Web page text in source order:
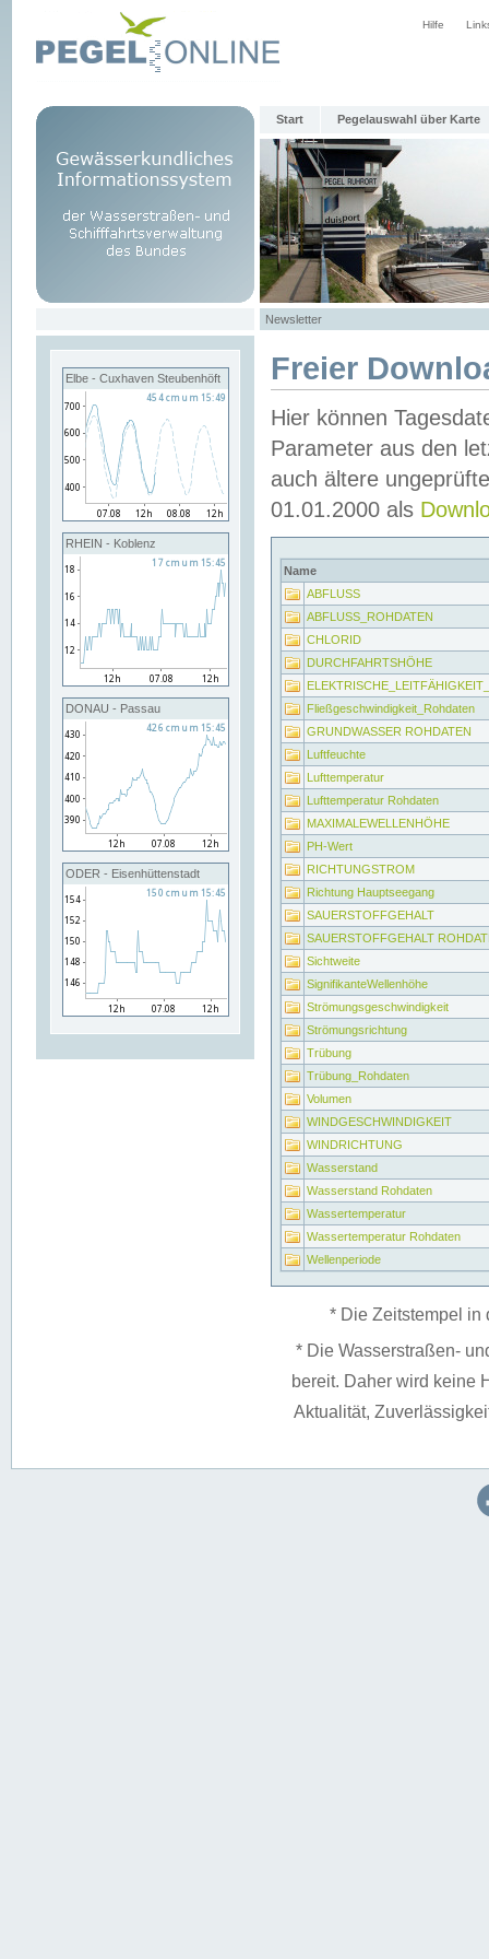
Hilfe
Start Pegelauswahl über Karte
Newsletter
Elbe - Cuxhaven Steubenhöft
RHEIN - Koblenz
DONAU - Passau
ODER - Eisenhüttenstadt
Freier
Hier können
Parameter aus den
auch ältere
01.01.2000 als
Name
ABFLUSS
ABFLUSS_ROHDATEN
CHLORID
DURCHFAHRTSHÖHE
Fließgeschwindigkeit_Rohdaten
GRUNDWASSER ROHDATEN
Luftfeuchte
Lufttemperatur
Lufttemperatur Rohdaten
MAXIMALEWELLENHÖHE
PH-Wert
RICHTUNGSTROM
Richtung Hauptseegang
SAUERSTOFFGEHALT
SAUERSTOFFGEHALT
Sichtweite
SignifikanteWellenhöhe
Strömungsgeschwindigkeit
Strömungsrichtung
Trübung
Trübung_Rohdaten
Volumen
WINDGESCHWINDIGKEIT
WINDRICHTUNG
Wasserstand
Wasserstand Rohdaten
Wassertemperatur
Wassertemperatur Rohdaten
Wellenperiode
* Die Zeitstempel in
* Die Wasserstraßen-
bereit. Daher wird keine
Aktualität,